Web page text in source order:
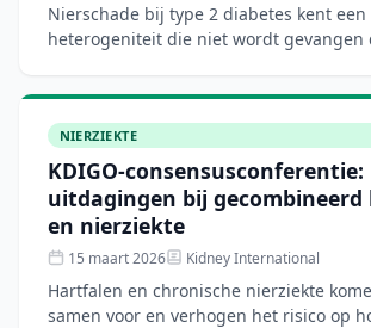
Nierschade bij type 2 diabetes kent
heterogeniteit die niet wordt gevangen
NIERZIEKTE
KDIGO-consensusconferentie:
uitdagingen bij
en nierziekte
15 maart 2026 Kidney International
Hartfalen en chronische nierziekte
samen voor en verhogen het risico op